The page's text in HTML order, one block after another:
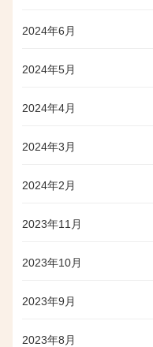
2024年6月
2024年5月
2024年4月
2024年3月
2024年2月
2023年11月
2023年10月
2023年9月
2023年8月